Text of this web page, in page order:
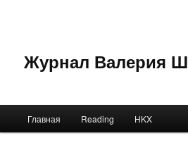
Журнал Валерия
Перейти к основному содержимому
Перейти к дополнительному
Главная Reading HKX